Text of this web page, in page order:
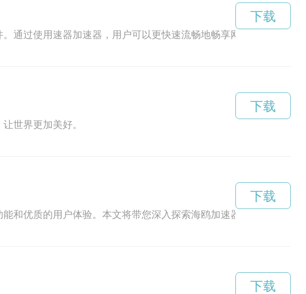
通过使用速器加速器，用户可以更快速流畅地畅享网络世界。
下载
世界更加美好。
下载
和优质的用户体验。本文将带您深入探索海鸥加速器官网，发现更
下载
下载